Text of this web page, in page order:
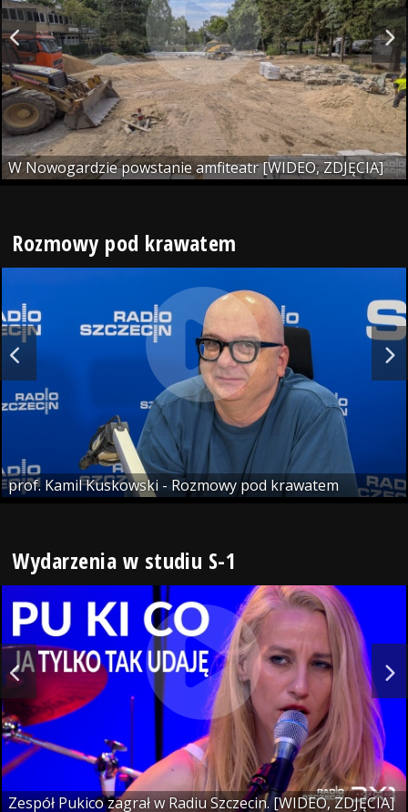
W Nowogardzie powstanie amfiteatr [WIDEO, ZDJĘCIA]
Rozmowy pod krawatem
prof. Kamil Kuskowski - Rozmowy pod krawatem
Wydarzenia w studiu S-1
Zespół Pukico zagrał w Radiu Szczecin. [WIDEO, ZDJĘCIA]